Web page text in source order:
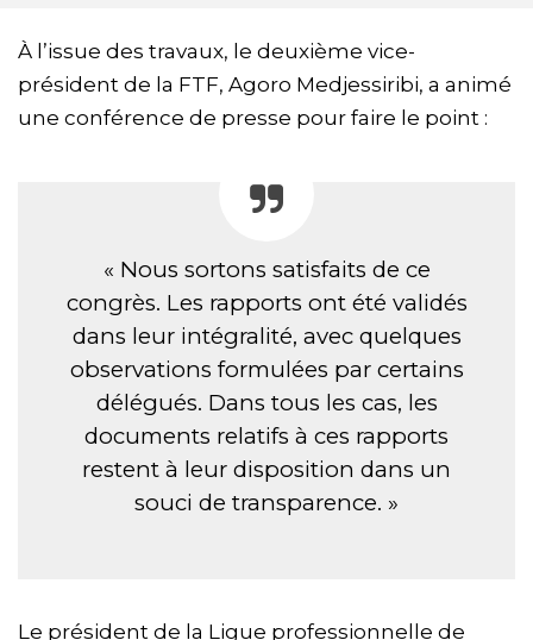
À l’issue des travaux, le deuxième vice-
président de la FTF, Agoro Medjessiribi, a animé
une conférence de presse pour faire le point :
« Nous sortons satisfaits de ce
congrès. Les rapports ont été validés
dans leur intégralité, avec quelques
observations formulées par certains
délégués. Dans tous les cas, les
documents relatifs à ces rapports
restent à leur disposition dans un
souci de transparence. »
Le président de la Ligue professionnelle de